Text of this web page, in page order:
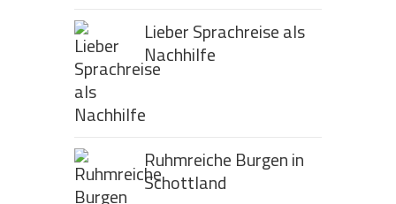
Lieber Sprachreise als
Nachhilfe
Ruhmreiche Burgen in
Schottland